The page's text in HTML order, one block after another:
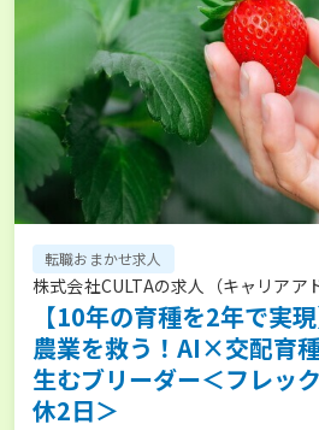
転職おまかせ求人
株式会社CULTAの求人（キャリアア
【10年の育種を2年で実
農業を救う！AI×交配育
生むブリーダー＜フレッ
休2日＞